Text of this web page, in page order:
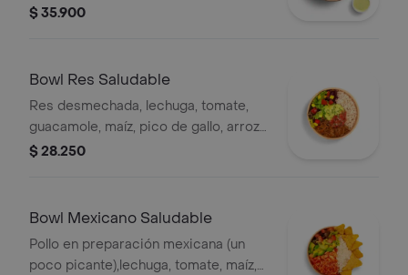
integral y salsa verde
$ 35.900
Bowl Res Saludable
Res desmechada, lechuga, tomate,
guacamole, maíz, pico de gallo, arroz
integral y salsa verde
$ 28.250
Bowl Mexicano Saludable
Pollo en preparación mexicana (un
poco picante),lechuga, tomate, maíz,